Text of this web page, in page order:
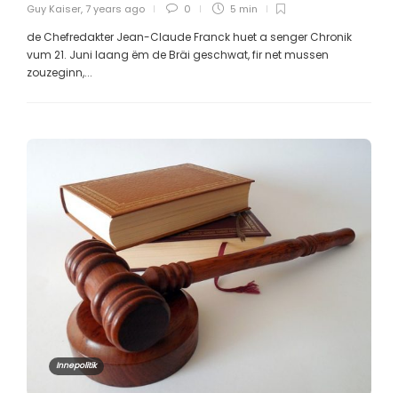
Guy Kaiser, 7 years ago 0 5 min
de Chefredakter Jean-Claude Franck huet a senger Chronik
vum 21. Juni laang ëm de Bräi geschwat, fir net mussen
zouzeginn,...
Innepolitik